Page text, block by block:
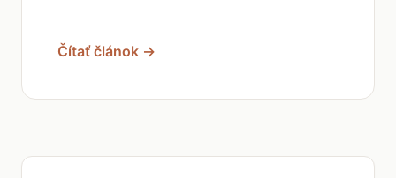
Čítať článok →